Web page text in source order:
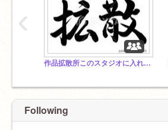
作品拡散所このスタジオに入れた作品→僕が作品に❤と⭐️＆スタジオ拡散×50絶対します。
‹
Following